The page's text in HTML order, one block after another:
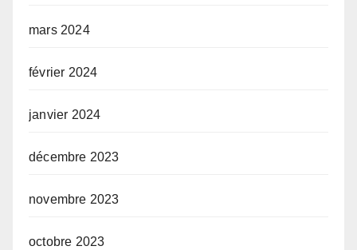
mars 2024
février 2024
janvier 2024
décembre 2023
novembre 2023
octobre 2023